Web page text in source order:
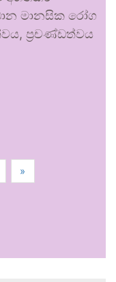
මානසික රෝග
ප්‍රචණ්ඩත්වය
»